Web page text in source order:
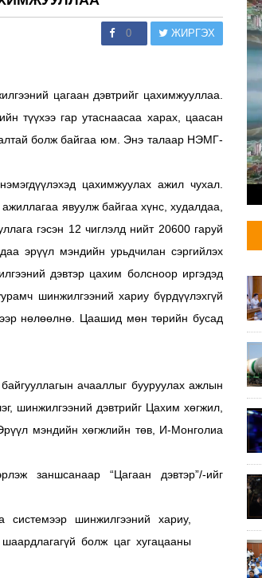
0 ЖИРГЭХ
цагаан дэвтрийг цахимжууллаа.
түүхээ гар утаснаасаа харах, цаасан
болж байгаа юм. Энэ талаар НЭМГ-
цахимжуулах ажил чухал.
явуулж байгаа хүнс, худалдаа,
гэсэн 12 чиглэлд нийт 20600 гаруй
эрүүл мэндийн урьдчилан сэргийлэх
дэвтэр цахим болсноор иргэдэд
шинжилгээний хариу бүрдүүлэхгүй
нөлөөлнө. Цаашид мөн төрийн бусад
ачааллыг бууруулах ажлын
шинжилгээний дэвтрийг Цахим хөгжил,
мэндийн хөгжлийн төв, И-Монголиа
заншсанаар “Цагаан дэвтэр”/-ийг
шинжилгээний хариу,
болж цаг хугацааны